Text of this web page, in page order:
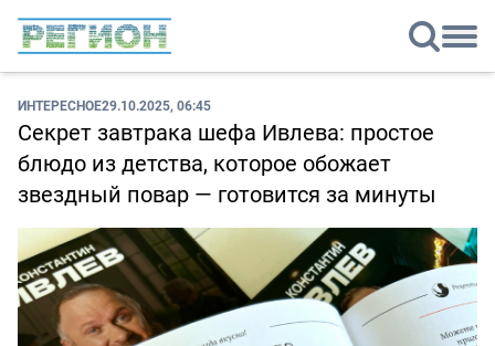
ИНТЕРЕСНОЕ29.10.2025, 06:45
Секрет завтрака шефа Ивлева: простое
блюдо из детства, которое обожает
звездный повар — готовится за минуты